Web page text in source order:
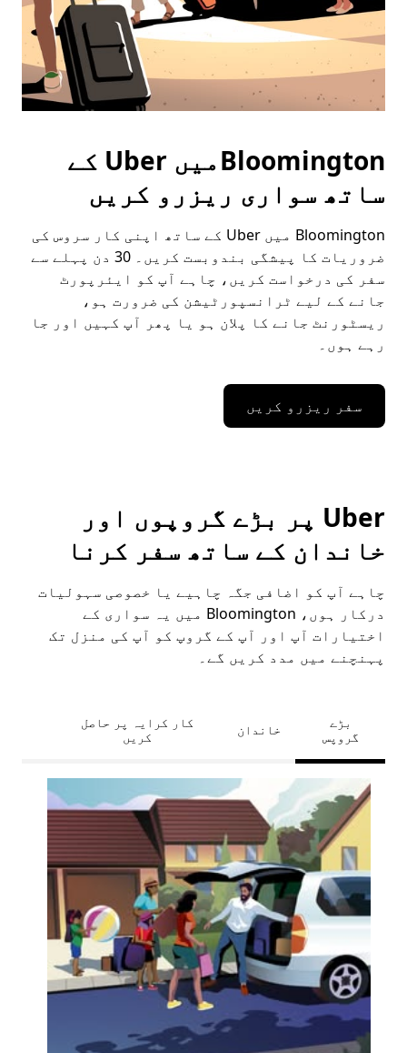
Bloomingtonمیں Uber کے
ساتھ سواری ریزرو کریں
Bloomington میں Uber کے ساتھ اپنی کار سروس کی
ضروریات کا پیشگی بندوبست کریں۔ 30 دن پہلے سے
سفر کی درخواست کریں، چاہے آپ کو ایئرپورٹ
جانے کے لیے ٹرانسپورٹیشن کی ضرورت ہو،
ریسٹورنٹ جانے کا پلان ہو یا پھر آپ کہیں اور جا
رہے ہوں۔
سفر ریزرو کریں
Uber پر بڑے گروپوں اور
خاندان کے ساتھ سفر کرنا
چاہے آپ کو اضافی جگہ چاہیے یا خصوصی سہولیات
درکار ہوں، Bloomington میں یہ سواری کے
اختیارات آپ اور آپ کے گروپ کو آپ کی منزل تک
پہنچنے میں مدد کریں گے۔
بڑے
گروپس
خاندان
کار کرایہ پر حاصل
کریں